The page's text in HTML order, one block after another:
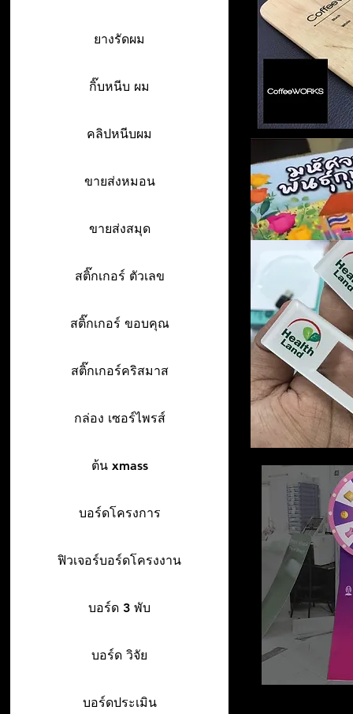
ยางรัดผม
กิ๊บหนีบ ผม
คลิปหนีบผม
ขายส่งหมอน
ขายส่งสมุด
สติ๊กเกอร์ ตัวเลข
สติ๊กเกอร์ ขอบคุณ
สติ๊กเกอร์คริสมาส
กล่อง เซอร์ไพรส์
ต้น xmass
บอร์ดโครงการ
ฟิวเจอร์บอร์ดโครงงาน
บอร์ด 3 พับ
บอร์ด วิจัย
บอร์ดประเมิน